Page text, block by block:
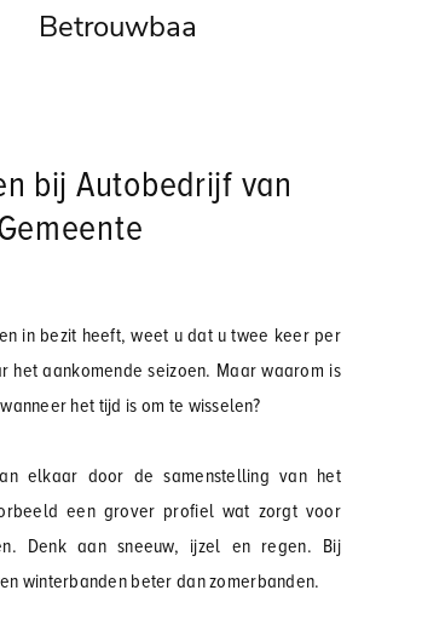
Betrouwbaa
bij Autobedrijf van
in bezit heeft, weet u dat u twee keer per
aankomende seizoen. Maar waarom is
het tijd is om te wisselen?
elkaar door de samenstelling van het
een grover profiel wat zorgt voor
Denk aan sneeuw, ijzel en regen. Bij
winterbanden beter dan zomerbanden.